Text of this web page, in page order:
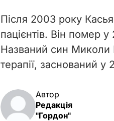
Після 2003 року
пацієнтів. Він помер у
Названий син Миколи
терапії, заснований у
Автор
Редакція
"Гордон"